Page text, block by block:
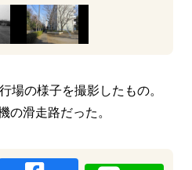
場の様子を撮影したもの。
の滑走路だった。